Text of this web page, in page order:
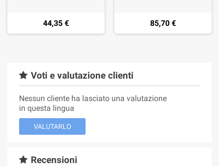
44,35 € 85,70 €
Voti e valutazione clienti
Nessun cliente ha lasciato una valutazione
in questa lingua
VALUTARLO
Recensioni